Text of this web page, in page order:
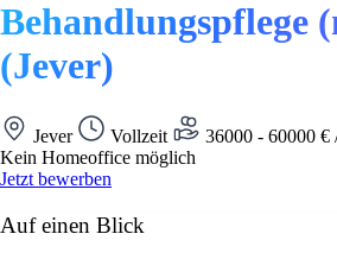
Behandlungspflege
(Jever)
Jever Vollzeit
36000 - 60000 €
Kein Homeoffice möglich
Jetzt bewerben
Auf einen Blick